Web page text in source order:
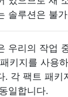
솔루션은 불
우리의 작업
키지를 사용
. 각 팩트 패키
일합니다.